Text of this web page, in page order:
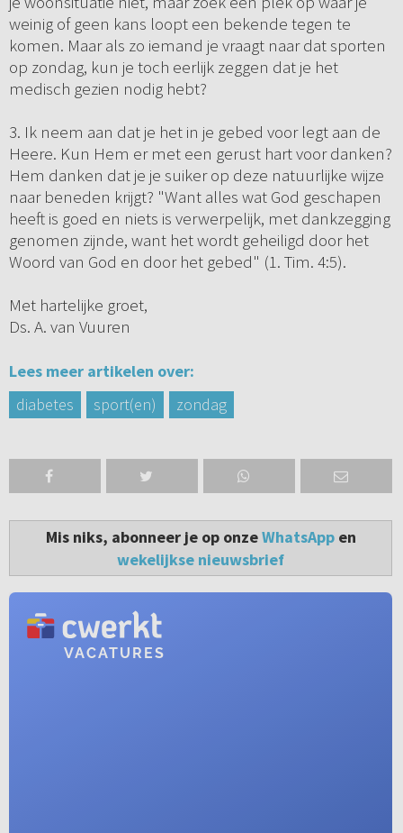
weinig of geen kans loopt een bekende tegen te
komen. Maar als zo iemand je vraagt naar dat sporten
op zondag, kun je toch eerlijk zeggen dat je het
medisch gezien nodig hebt?
3. Ik neem aan dat je het in je gebed voor legt aan de
Heere. Kun Hem er met een gerust hart voor danken?
Hem danken dat je je suiker op deze natuurlijke wijze
naar beneden krijgt? "Want alles wat God geschapen
heeft is goed en niets is verwerpelijk, met dankzegging
genomen zijnde, want het wordt geheiligd door het
Woord van God en door het gebed" (1. Tim. 4:5).
Met hartelijke groet,
Ds. A. van Vuuren
Lees meer artikelen over:
diabetes
sport(en) zondag
Mis niks, abonneer je op onzeWhatsAppen
wekelijkse nieuwsbrief